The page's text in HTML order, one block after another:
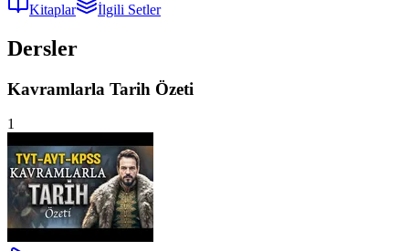
Kitaplar
İlgili Setler
Dersler
Kavramlarla Tarih Özeti
1